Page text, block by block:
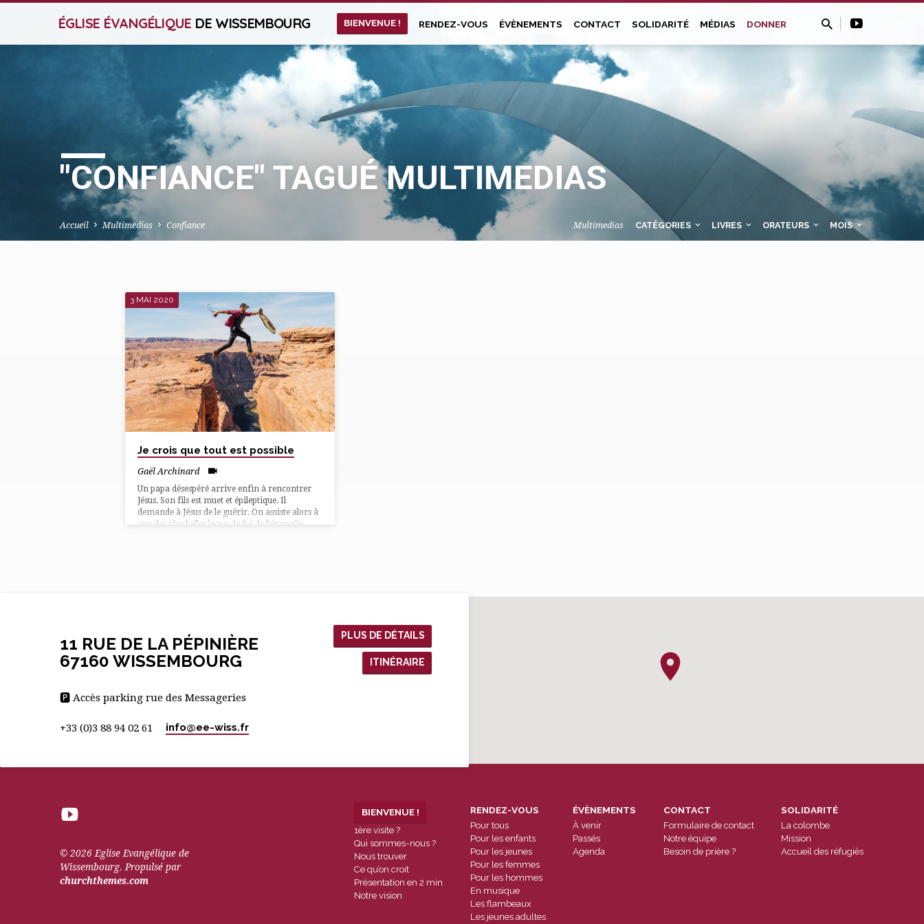
ÉGLISE ÉVANGÉLIQUE DE WISSEMBOURG BIENVENUE ! RENDEZ-VOUS ÉVÈNEMENTS CONTACT SOLIDARITÉ MÉDIAS DONNER
"CONFIANCE" TAGUÉ MULTIMEDIAS
Accueil Multimedias Confiance Multimedias CATÉGORIES LIVRES ORATEURS MOIS
"CONFIANCE"
TAGUÉ
MULTIMEDIAS
3 MAI 2020
Je crois que tout est possible
Gaël Archinard
Un papa désespéré arrive enfin à rencontrer
Jésus. Son fils est muet et épileptique. Il
demande à Jésus de le guérir. On assiste alors à
une des plus belles leçon de foi de l’évangile…
11 RUE DE LA PÉPINIÈRE
67160 WISSEMBOURG
PLUS DE DÉTAILS
ITINÉRAIRE
🅿 Accès parking rue des Messageries
+33 (0)3 88 94 02 61 info​@ee-wiss.fr
© 2026 Eglise Evangélique de
Wissembourg. Propulsé par
churchthemes.com
BIENVENUE !
1ère visite ?
Qui sommes-nous ?
Nous trouver
Ce qu’on croit
Présentation en 2 min
Notre vision
RENDEZ-VOUS
Pour tous
Pour les enfants
Pour les jeunes
Pour les femmes
Pour les hommes
En musique
Les flambeaux
Les jeunes adultes
ÉVÈNEMENTS
À venir
Passés
Agenda
CONTACT
Formulaire de contact
Notre équipe
Besoin de prière ?
SOLIDARITÉ
La colombe
Mission
Accueil des réfugiés